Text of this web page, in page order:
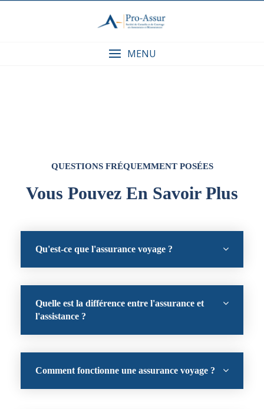
MENU
QUESTIONS FRÉQUEMMENT POSÉES
Vous Pouvez En Savoir Plus
Qu'est-ce que l'assurance voyage ?
Quelle est la différence entre l'assurance et
l'assistance ?
Comment fonctionne une assurance voyage ?